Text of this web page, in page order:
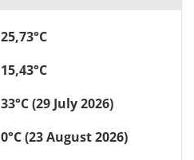
25,73°C
15,43°C
33°C (29 July 2026)
0°C (23 August 2026)